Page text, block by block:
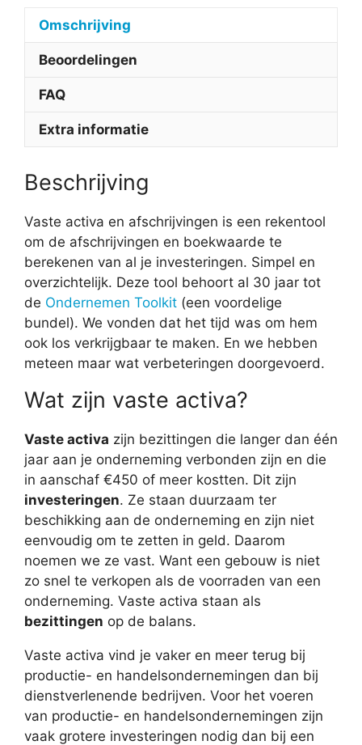
Omschrijving
Beoordelingen
FAQ
Extra informatie
Beschrijving
Vaste activa en afschrijvingen is een rekentool
om de afschrijvingen en boekwaarde te
berekenen van al je investeringen. Simpel en
overzichtelijk. Deze tool behoort al 30 jaar tot
de Ondernemen Toolkit (een voordelige
bundel). We vonden dat het tijd was om hem
ook los verkrijgbaar te maken. En we hebben
meteen maar wat verbeteringen doorgevoerd.
Wat zijn vaste activa?
Vaste activa zijn bezittingen die langer dan één
jaar aan je onderneming verbonden zijn en die
in aanschaf €450 of meer kostten. Dit zijn
investeringen. Ze staan duurzaam ter
beschikking aan de onderneming en zijn niet
eenvoudig om te zetten in geld. Daarom
noemen we ze vast. Want een gebouw is niet
zo snel te verkopen als de voorraden van een
onderneming. Vaste activa staan als
bezittingen op de balans.
Vaste activa vind je vaker en meer terug bij
productie- en handelsondernemingen dan bij
dienstverlenende bedrijven. Voor het voeren
van productie- en handelsondernemingen zijn
vaak grotere investeringen nodig dan bij een